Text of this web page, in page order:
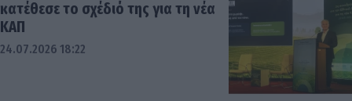
κατέθεσε το σχέδιό της για τη νέα
ΚΑΠ
24.07.2026 18:22